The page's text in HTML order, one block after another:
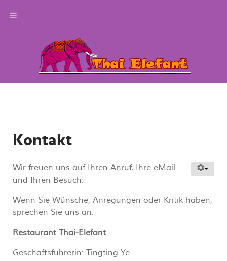
Kontakt
Wir freuen uns auf Ihren Anruf, Ihre eMail
und Ihren Besuch.
Wenn Sie Wünsche, Anregungen oder Kritik haben,
sprechen Sie uns an:
Restaurant Thai-Elefant
Geschäftsführerin: Tingting Ye